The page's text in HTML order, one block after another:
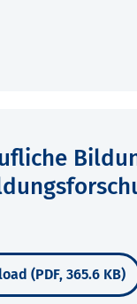
(PDF, 365.6 KB)